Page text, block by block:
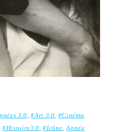
3.0 ,#Art 3.0 #Cinéma
,#Histoire3.0 ,#Icône ,Apnéa